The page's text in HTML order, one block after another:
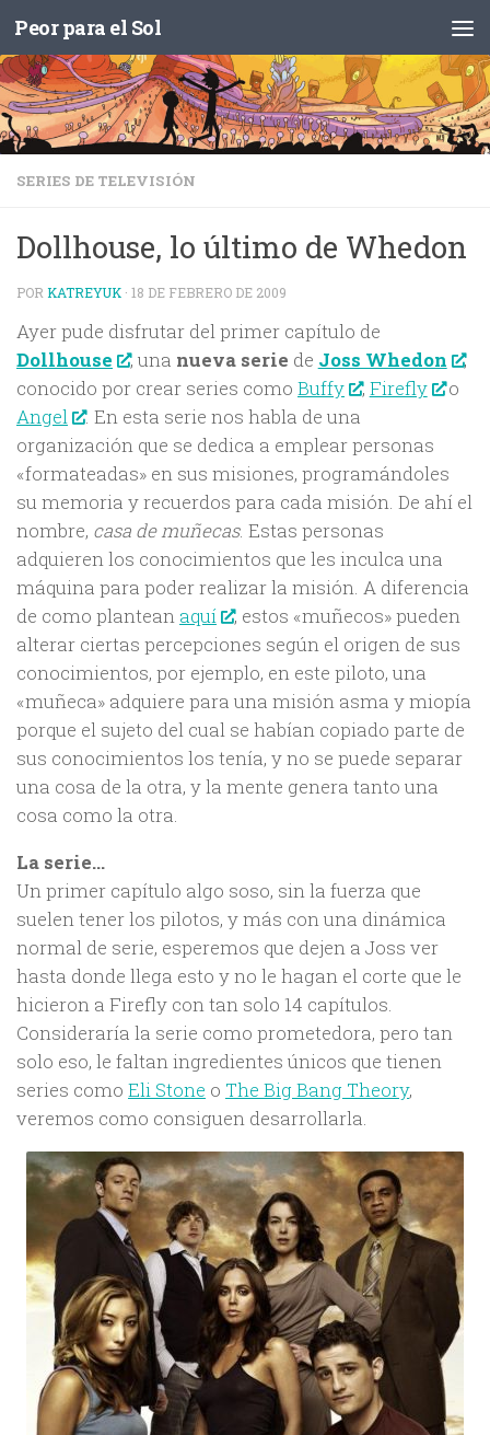
Saltar al contenido
Peor para el Sol
SERIES DE TELEVISIÓN
Dollhouse, lo último de Whedon
POR KATREYUK · 18 DE FEBRERO DE 2009
Ayer pude disfrutar del primer capítulo de
Dollhouse
, una nueva serie de Joss Whedon
,
conocido por crear series como Buffy , Firefly
o
Angel
. En esta serie nos habla de una
organización que se dedica a emplear personas
«formateadas» en sus misiones, programándoles
su memoria y recuerdos para cada misión. De ahí el
nombre, casa de muñecas. Estas personas
adquieren los conocimientos que les inculca una
máquina para poder realizar la misión. A diferencia
de como plantean aquí
, estos «muñecos» pueden
alterar ciertas percepciones según el origen de sus
conocimientos, por ejemplo, en este piloto, una
«muñeca» adquiere para una misión asma y miopía
porque el sujeto del cual se habían copiado parte de
sus conocimientos los tenía, y no se puede separar
una cosa de la otra, y la mente genera tanto una
cosa como la otra.
La serie…
Un primer capítulo algo soso, sin la fuerza que
suelen tener los pilotos, y más con una dinámica
normal de serie, esperemos que dejen a Joss ver
hasta donde llega esto y no le hagan el corte que le
hicieron a Firefly con tan solo 14 capítulos.
Consideraría la serie como prometedora, pero tan
solo eso, le faltan ingredientes únicos que tienen
series como Eli Stone o The Big Bang Theory,
veremos como consiguen desarrollarla.